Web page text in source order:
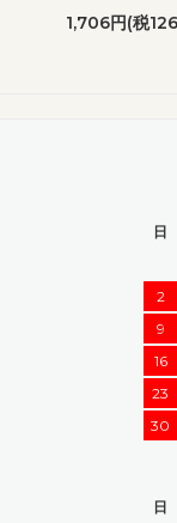
1,706円(税
日
2
9
16
23
30
日